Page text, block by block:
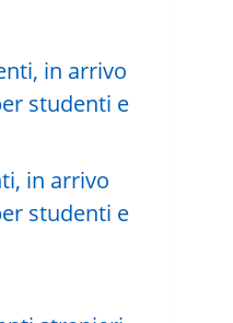
in arrivo
studenti e